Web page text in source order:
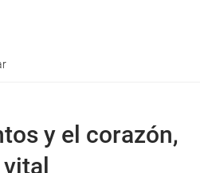
y el corazón,